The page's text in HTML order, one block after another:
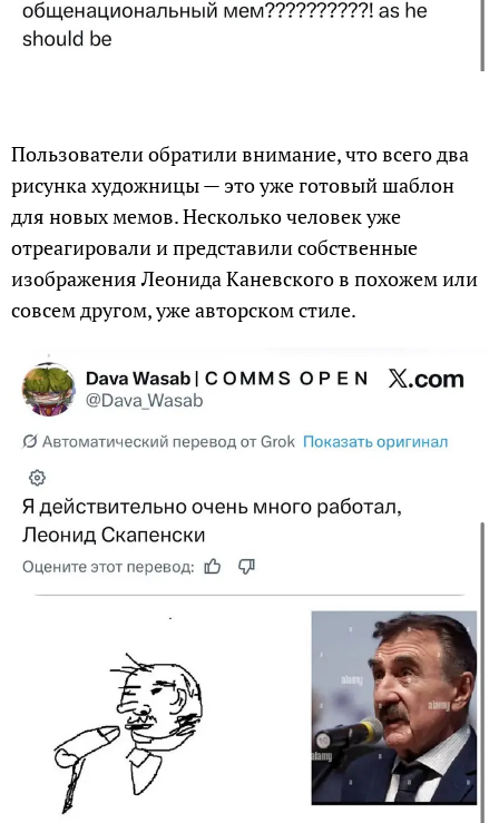
Пользователи обратили внимание, что всего два
рисунка художницы — это уже готовый шаблон
для новых мемов. Несколько человек уже
отреагировали и представили собственные
изображения Леонида Каневского в похожем или
совсем другом, уже авторском стиле.